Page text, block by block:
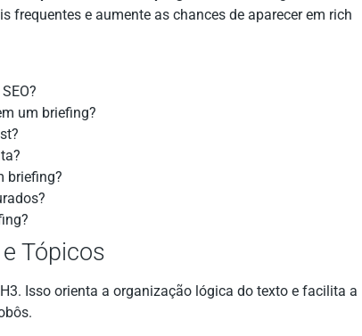
frequentes e aumente as chances de aparecer em rich
um briefing?
briefing?
Tópicos
Isso orienta a organização lógica do texto e facilita a